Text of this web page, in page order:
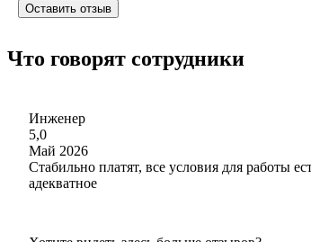
Оставить отзыв
Что говорят сотрудники
Инженер
5,0
Май 2026
Стабильно платят, все условия для работы
адекватное